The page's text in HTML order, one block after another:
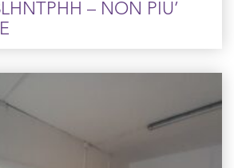
– NON PIU’